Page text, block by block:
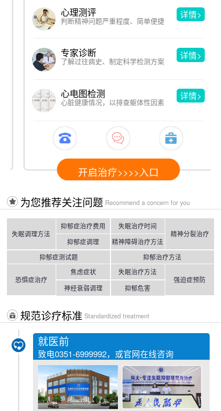
心理测评
判断精神问题严重程度、简单便捷
详情>
专家诊断
了解过往病史、制定科学检测方案
详情>
心电图检测
心脏健康情况，以排查躯体性因素
详情>
开启治疗>>>>入口
为您推荐关注问题 Recommend a concern for you
失眠调理方法
抑郁症治疗费用
抑郁症调理
失眠治疗时间
精神障碍治疗方法
精神分裂治疗
抑郁症测试题 抑郁治疗方法
恐惧症治疗
焦虑症状
神经衰弱调理
失眠治疗方法
抑郁危害
强迫症预防
规范诊疗标准 Standardized treatment
就医前
致电0351-6999992，或官网在线咨询